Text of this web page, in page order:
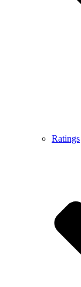
Ratings